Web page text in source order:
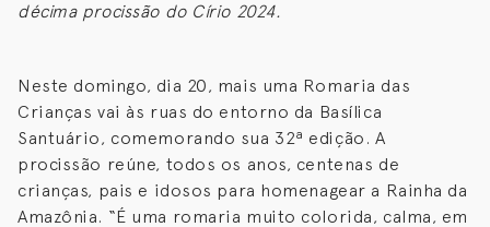
décima procissão do Círio 2024.
Neste domingo, dia 20, mais uma Romaria das
Crianças vai às ruas do entorno da Basílica
Santuário, comemorando sua 32ª edição. A
procissão reúne, todos os anos, centenas de
crianças, pais e idosos para homenagear a Rainha da
Amazônia. “É uma romaria muito colorida, calma, em